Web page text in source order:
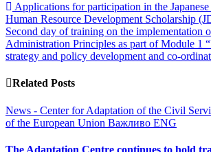
Applications for participation in the
Human Resource Development Scholarship
Second day of training on the implementation
Administration Principles as part of Module 1
strategy and policy development and co-
Related Posts
News - Center for Adaptation of the Civil
of the European Union Важливо ENG
The Adaptation Centre continues to hold